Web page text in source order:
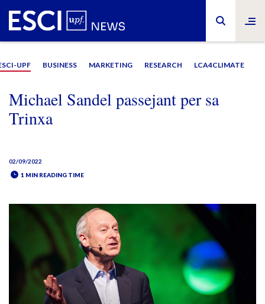
UPF BUSINESS MARKETING RESEARCH LCA4CLIMATE
Michael Sandel passejant per sa
Trinxa
02/09/2022
1 MIN READING TIME